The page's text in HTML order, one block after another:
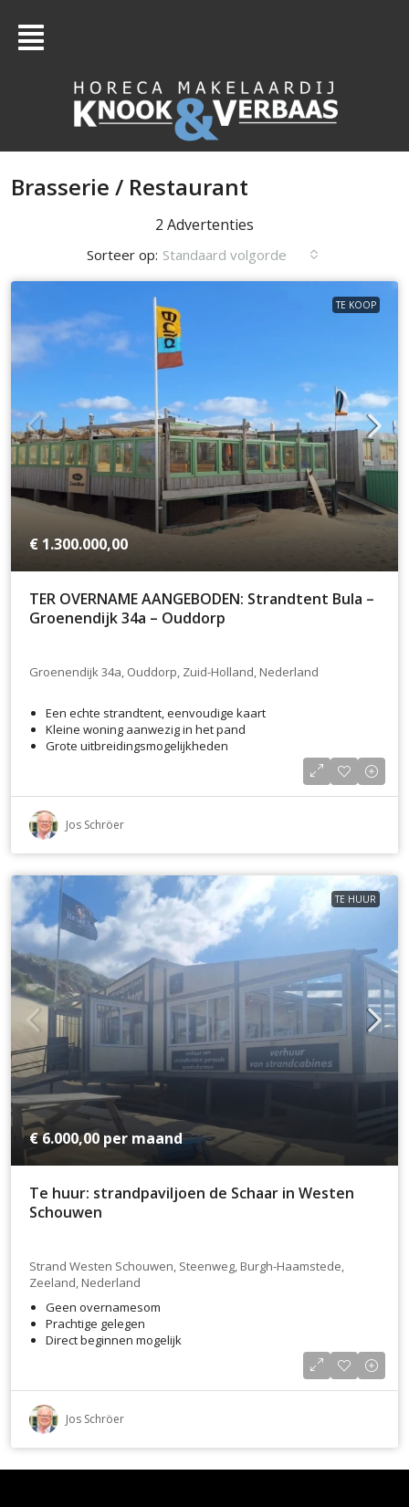
Brasserie / Restaurant
2 Advertenties
Sorteer op: Standaard volgorde
TE KOOP
€ 1.300.000,00
TER OVERNAME AANGEBODEN: Strandtent Bula –
Groenendijk 34a – Ouddorp
Groenendijk 34a, Ouddorp, Zuid-Holland, Nederland
Een echte strandtent, eenvoudige kaart
Kleine woning aanwezig in het pand
Grote uitbreidingsmogelijkheden
Jos Schröer
TE HUUR
€ 6.000,00 per maand
Te huur: strandpaviljoen de Schaar in Westen
Schouwen
Strand Westen Schouwen, Steenweg, Burgh-Haamstede,
Zeeland, Nederland
Geen overnamesom
Prachtige gelegen
Direct beginnen mogelijk
Jos Schröer